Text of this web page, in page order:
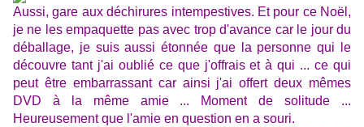
Aussi, gare aux déchirures intempestives. Et pour ce Noël,
je ne les empaquette pas avec trop d'avance car le jour du
déballage, je suis aussi étonnée que la personne qui le
découvre tant j'ai oublié ce que j'offrais et à qui ... ce qui
peut être embarrassant car ainsi j'ai offert deux mêmes
DVD à la même amie ... Moment de solitude ...
Heureusement que l'amie en question en a souri.